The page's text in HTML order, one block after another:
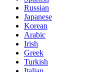
Russian
Japanese
Korean
Arabic
Irish
Greek
Turkish